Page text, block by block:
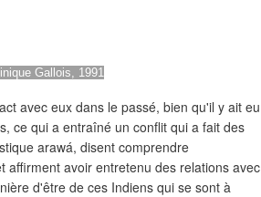
Gallois, 1991
avec eux dans le passé, bien qu'il y ait eu
ce qui a entraîné un conflit qui a fait des
arawá, disent comprendre
affirment avoir entretenu des relations avec
d'être de ces Indiens qui se sont à